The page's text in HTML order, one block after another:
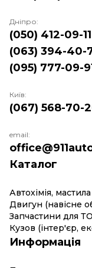
Каталог
Автохімія, мастила
Двигун (навісне
Запчастини для
Кузов (інтер'єр,
Информація
Дніпро:
(050) 412-09-11
(063) 394-40-
(095) 777-09-
Київ:
(067) 568-70-
email: